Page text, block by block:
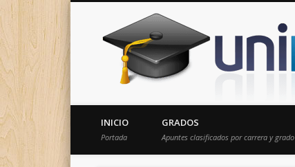
Donde encontrarás todas los apuntes de tu carrera
INICIO
Portada
GRADOS
Apuntes clasificados por carrera y grado